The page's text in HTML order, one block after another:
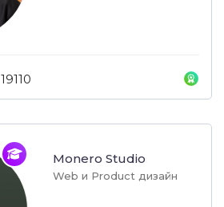
19110
Monero Studio
Web и Product дизайн